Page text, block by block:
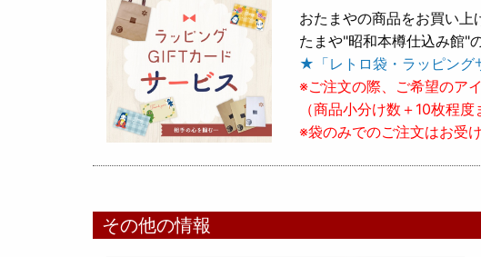
おたまやの商品をお買い
たまや"昭和本樽仕込み館"
★「レトロ袋・ラッピング
※ご注文の際、ご希望のア
（商品小分け数＋10枚程度
※袋のみでのご注文はお受
その他の情報